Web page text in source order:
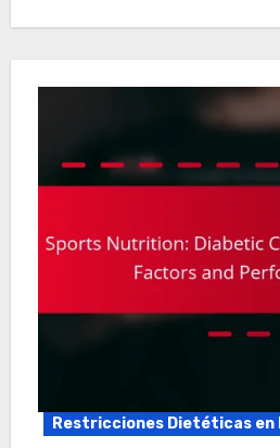
Restricciones Dietéticas